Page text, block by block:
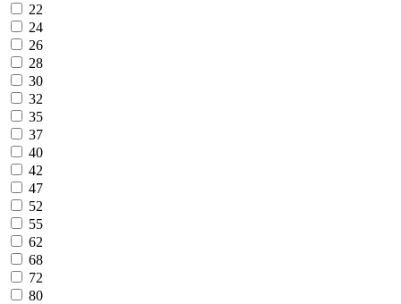
22
24
26
28
30
32
35
37
40
42
47
52
55
62
68
72
80